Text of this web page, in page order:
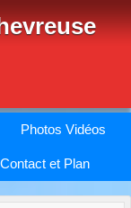
Photos Vidéos
Contact et Plan